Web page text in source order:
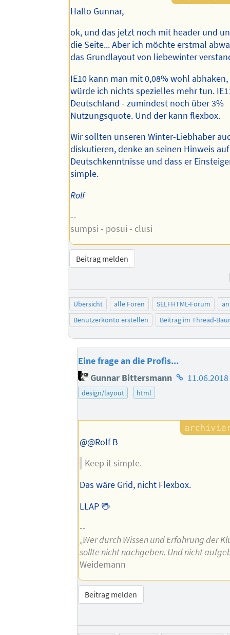
Hallo Gunnar,
ok, und das jetzt noch mit header und
die Seite... Aber ich möchte erstmal
das Grundlayout von liebewinter
IE10 kann man mit 0,08% wohl
würde ich nichts spezielles mehr tun.
Deutschland - zumindest noch über 3%
Nutzungsquote. Und der kann flexbox.
Wir sollten unseren Winter-Liebhaber
diskutieren, denke an seinen Hinweis
Deutschkenntnisse und dass er
simple.
Rolf
--
sumpsi - posui - clusi
Beitrag melden
Übersicht alle Foren SELFHTML-Forum
Benutzerkonto erstellen
Beitrag im Thread-
Eine frage an die Profis...
Gunnar Bittersmann Homepage
design/layout html
@@Rolf B
Keep it simple.
Das wäre Grid, nicht Flexbox.
LLAP 🖖
--
„Wer durch Wissen und Erfahrung der
sollte nicht nachgeben. Und nicht
Weidemann
Beitrag melden